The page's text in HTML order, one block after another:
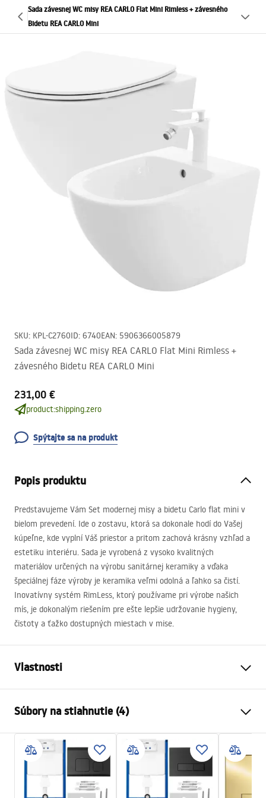
Sada závesnej WC misy REA CARLO Flat Mini Rimless + závesného
Bidetu REA CARLO Mini
SKU: KPL-C2760ID: 6740EAN: 5906366005879
Sada závesnej WC misy REA CARLO Flat Mini Rimless +
závesného Bidetu REA CARLO Mini
231,00 €
product:shipping.zero
Spýtajte sa na produkt
Popis produktu
Predstavujeme Vám Set modernej misy a bidetu Carlo flat mini v
bielom prevedení. Ide o zostavu, ktorá sa dokonale hodí do Vašej
kúpeľne, kde vyplní Váš priestor a pritom zachová krásny vzhľad a
estetiku interiéru. Sada je vyrobená z vysoko kvalitných
materiálov určených na výrobu sanitárnej keramiky a vďaka
špeciálnej fáze výroby je keramika veľmi odolná a ľahko sa čistí.
Inovatívny systém RimLess, ktorý používame pri výrobe našich
mís, je dokonalým riešením pre ešte lepšie udržovanie hygieny,
čistoty a ťažko dostupných miestach v mise.
Vlastnosti
Splachovací systém
Farba
Biela
Prevedenie
Lesklý
Materiál
Sanitárna keramika
495
Súbory na stiahnutie (4)
Atest
ATEST-higieniczny.pdf